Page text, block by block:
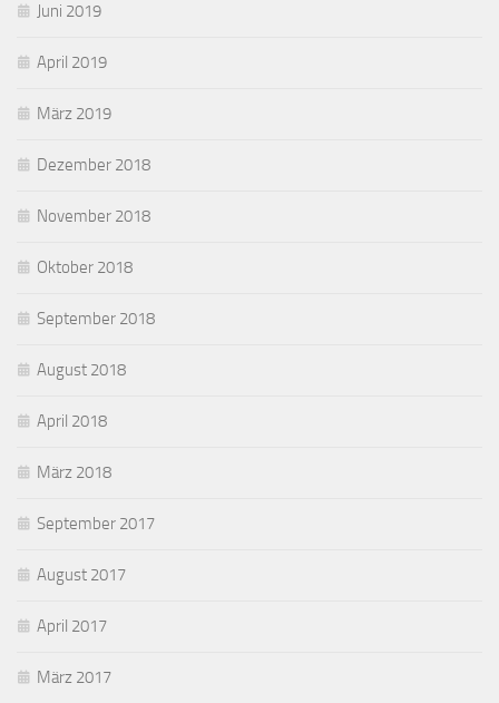
Juni 2019
April 2019
März 2019
Dezember 2018
November 2018
Oktober 2018
September 2018
August 2018
April 2018
März 2018
September 2017
August 2017
April 2017
März 2017